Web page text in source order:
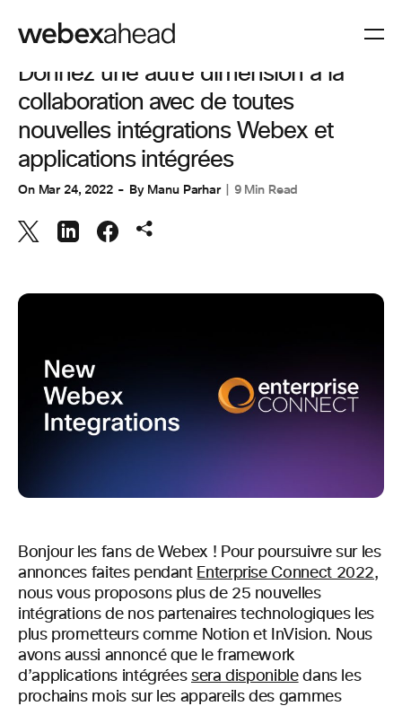
COLLABORATION, CUSTOMER STORIES
Donnez une autre dimension à la
collaboration avec de toutes
nouvelles intégrations Webex et
applications intégrées
On Mar 24, 2022 By Manu Parhar 9 Min Read
Bonjour les fans de Webex ! Pour poursuivre sur les
annonces faites pendant Enterprise Connect 2022,
nous vous proposons plus de 25 nouvelles
intégrations de nos partenaires technologiques les
plus prometteurs comme Notion et InVision. Nous
avons aussi annoncé que le framework
d’applications intégrées sera disponible dans les
prochains mois sur les appareils des gammes